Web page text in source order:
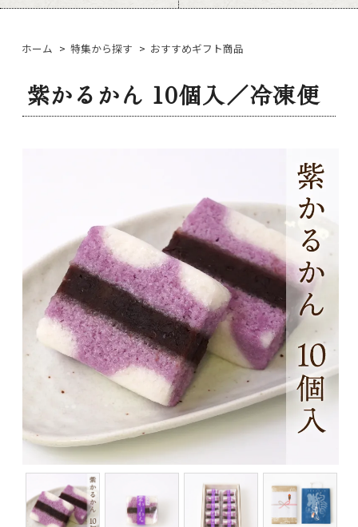
ホーム > 特集から探す > おすすめギフト商品
紫かるかん 10個入／冷凍便